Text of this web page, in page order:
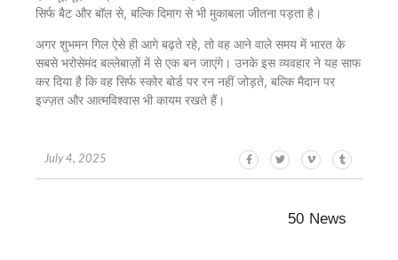
सिर्फ बैट और बॉल से, बल्कि दिमाग से भी मुकाबला जीतना पड़ता है।
अगर शुभमन गिल ऐसे ही आगे बढ़ते रहे, तो वह आने वाले समय में भारत के
सबसे भरोसेमंद बल्लेबाज़ों में से एक बन जाएंगे। उनके इस व्यवहार ने यह साफ
कर दिया है कि वह सिर्फ स्कोर बोर्ड पर रन नहीं जोड़ते, बल्कि मैदान पर
इज्ज़त और आत्मविश्वास भी कायम रखते हैं।
July 4, 2025
50 News